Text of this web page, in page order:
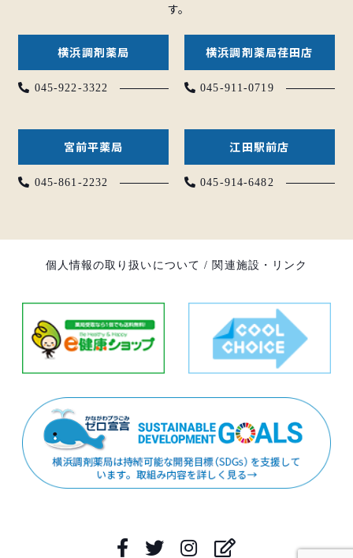
す。
横浜調剤薬局
045-922-3322
横浜調剤薬局荏田店
045-911-0719
宮前平薬局
045-861-2232
江田駅前店
045-914-6482
個人情報の取り扱いについて / 関連施設・リンク